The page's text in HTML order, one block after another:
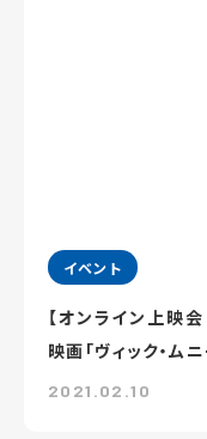
イベント
【オンライン上
映画「ヴィック・ム
2021.02.10